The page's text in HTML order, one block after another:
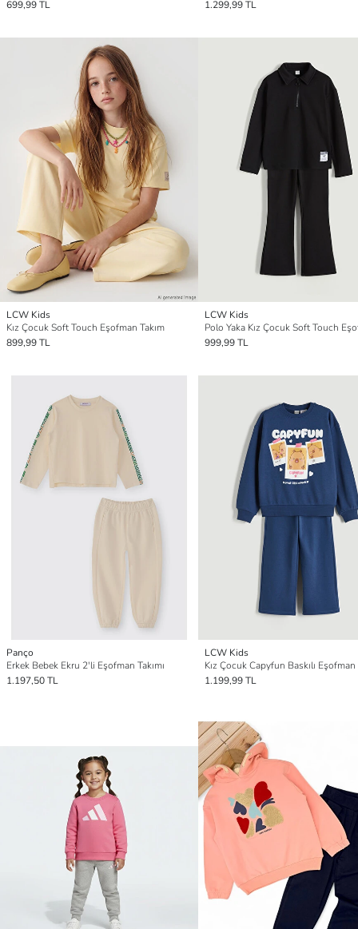
699,99 TL 1.299,99 TL
LCW Kids
Kız Çocuk Soft Touch Eşofman Takım
899,99 TL
LCW Kids
999,99 TL
Panço
Erkek Bebek Ekru 2'li Eşofman Takımı
1.197,50 TL
LCW Kids
Kız Çocuk Capyfun Baskılı Eşofman
1.199,99 TL